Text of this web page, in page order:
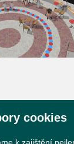
cookies